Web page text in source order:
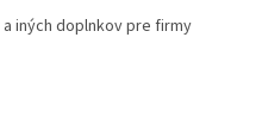
iných doplnkov pre firmy